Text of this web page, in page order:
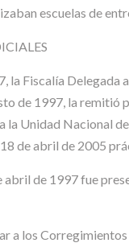
escuelas de
la Fiscalía
de 1997, la remitió
la Unidad Nacional
de abril de 2005
de 1997 fue
a los